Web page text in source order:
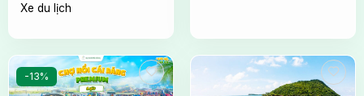
Xe du lịch
-13%